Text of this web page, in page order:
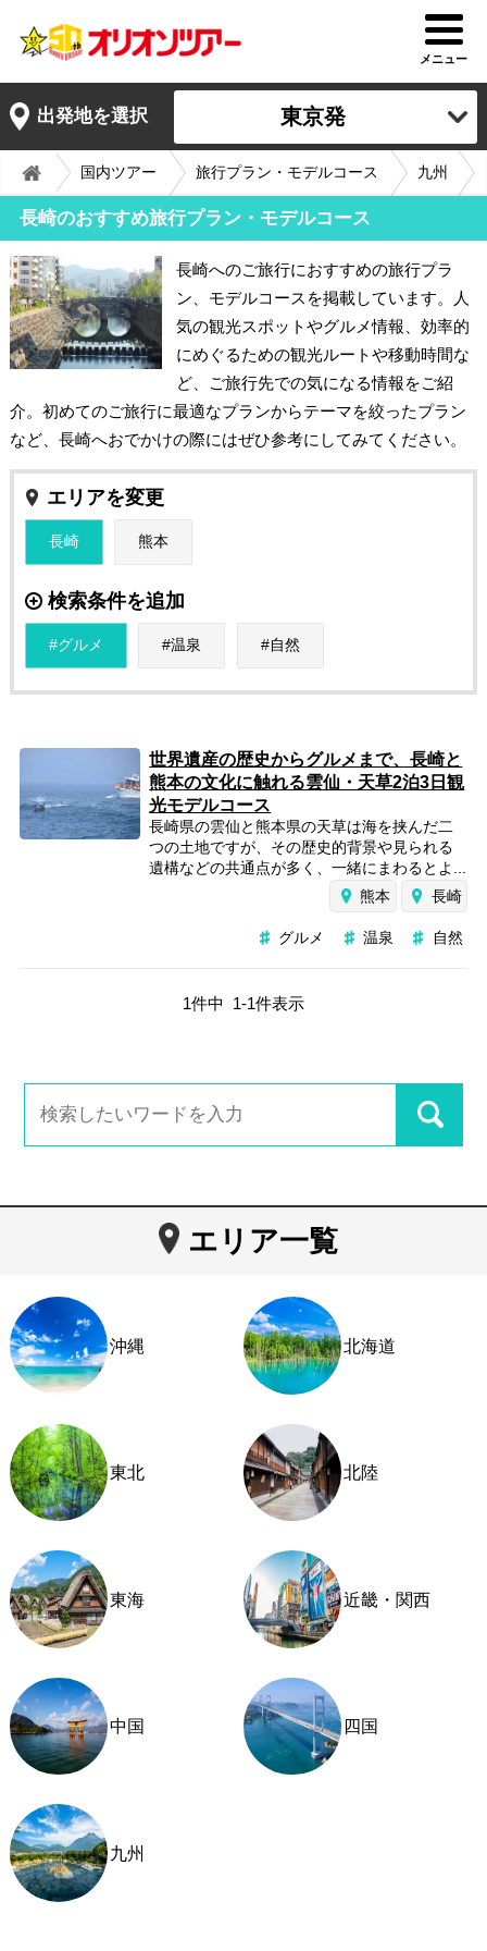
メニュー
出発地を選択 東京発
国内ツアー 旅行プラン・モデルコース 九州
長崎のおすすめ旅行プラン・モデルコース
長崎へのご旅行におすすめの旅行プラ
ン、モデルコースを掲載しています。人
気の観光スポットやグルメ情報、効率的
にめぐるための観光ルートや移動時間な
ど、ご旅行先での気になる情報をご紹
介。初めてのご旅行に最適なプランからテーマを絞ったプラン
など、長崎へおでかけの際にはぜひ参考にしてみてください。
エリアを変更
長崎 熊本
検索条件を追加
グルメ 温泉 自然
世界遺産の歴史からグルメまで、長崎と
熊本の文化に触れる雲仙・天草2泊3日観
光モデルコース
長崎県の雲仙と熊本県の天草は海を挟んだ二
つの土地ですが、その歴史的背景や見られる
遺構などの共通点が多く、一緒にまわるとよ...
熊本
長崎
グルメ 温泉 自然
1件中 1-1件表示
エリア一覧
沖縄 北海道
東北 北陸
東海 近畿・関西
中国 四国
九州